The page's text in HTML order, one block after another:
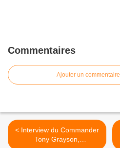
Commentaires
Ajouter un commentaire
< Interview du Commander
Tony Grayson,